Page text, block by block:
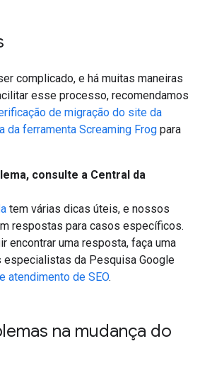
complicado, e há muitas maneiras
esse processo, recomendamos
de migração do site da
da ferramenta Screaming Frog para
consulte a Central da
tem várias dicas úteis, e nossos
respostas para casos específicos.
encontrar uma resposta, faça uma
especialistas da Pesquisa Google
atendimento de SEO.
na mudança do